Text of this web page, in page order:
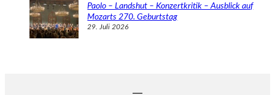
Paolo – Landshut – Konzertkritik – Ausblick auf
Mozarts 270. Geburtstag
29. Juli 2026